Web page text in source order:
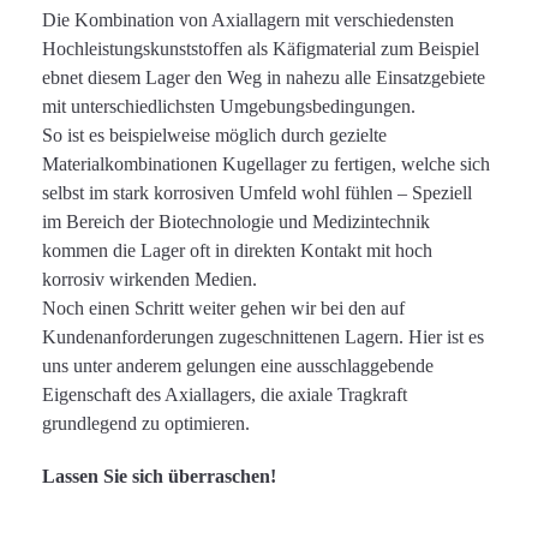
Die Kombination von Axiallagern mit verschiedensten
Hochleistungskunststoffen als Käfigmaterial zum Beispiel
ebnet diesem Lager den Weg in nahezu alle Einsatzgebiete
mit unterschiedlichsten Umgebungsbedingungen.
So ist es beispielweise möglich durch gezielte
Materialkombinationen Kugellager zu fertigen, welche sich
selbst im stark korrosiven Umfeld wohl fühlen – Speziell
im Bereich der Biotechnologie und Medizintechnik
kommen die Lager oft in direkten Kontakt mit hoch
korrosiv wirkenden Medien.
Noch einen Schritt weiter gehen wir bei den auf
Kundenanforderungen zugeschnittenen Lagern. Hier ist es
uns unter anderem gelungen eine ausschlaggebende
Eigenschaft des Axiallagers, die axiale Tragkraft
grundlegend zu optimieren.
Lassen Sie sich überraschen!